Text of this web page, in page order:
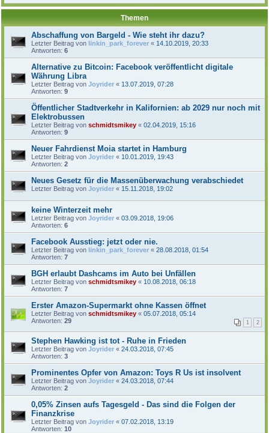
Themen
Abschaffung von Bargeld - Wie steht ihr dazu?
Letzter Beitrag von linkin_park_forever « 14.10.2019, 20:33
Antworten: 6
Alternative zu Bitcoin: Facebook veröffentlicht digitale
Währung Libra
Letzter Beitrag von Joyrider « 13.07.2019, 07:28
Antworten: 9
Öffentlicher Stadtverkehr in Kalifornien: ab 2029 nur noch mit
Elektrobussen
Letzter Beitrag von schmidtsmikey « 02.04.2019, 15:16
Antworten: 9
Neuer Fahrdienst Moia startet in Hamburg
Letzter Beitrag von Joyrider « 10.01.2019, 19:43
Antworten: 2
Neues Gesetz für die Massenüberwachung verabschiedet
Letzter Beitrag von Joyrider « 15.11.2018, 19:02
keine Winterzeit mehr
Letzter Beitrag von Joyrider « 03.09.2018, 19:06
Antworten: 6
Facebook Ausstieg: jetzt oder nie.
Letzter Beitrag von linkin_park_forever « 28.08.2018, 01:54
Antworten: 7
BGH erlaubt Dashcams im Auto bei Unfällen
Letzter Beitrag von schmidtsmikey « 10.08.2018, 06:18
Antworten: 7
Erster Amazon-Supermarkt ohne Kassen öffnet
Letzter Beitrag von schmidtsmikey « 05.07.2018, 05:14
Antworten: 29 1 2
Stephen Hawking ist tot - Ruhe in Frieden
Letzter Beitrag von Joyrider « 24.03.2018, 07:45
Antworten: 3
Prominentes Opfer von Amazon: Toys R Us ist insolvent
Letzter Beitrag von Joyrider « 24.03.2018, 07:44
Antworten: 2
0,05% Zinsen aufs Tagesgeld - Das sind die Folgen der
Finanzkrise
Letzter Beitrag von Joyrider « 07.02.2018, 13:19
Antworten: 10